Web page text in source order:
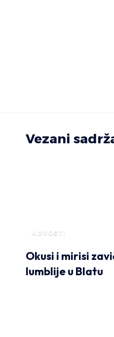
Vezani
NOVOSTI
Okusi i mirisi
lumblije u Blatu